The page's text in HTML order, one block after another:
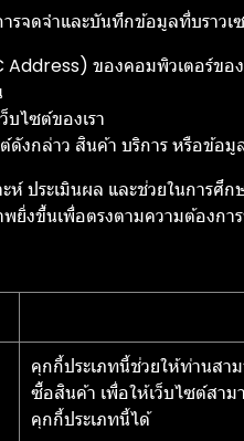
การจดจำและบันทึกข้อมูลที่บรา
ของคอมพิวเตอร์ขอ
ไซต์ของเรา
งกล่าว สินค้า บริการ หรือข้อ
ะห์ ประเมินผล และช่วยในกา
พยิ่งขึ้นเพื่อตรงตามความต้องก
คุกกี้ประเภทนี้ช่วยให้ท่านสา
ซื้อสินค้า เพื่อให้เว็บไซต์สา
คุกกี้ประเภทนี้ได้